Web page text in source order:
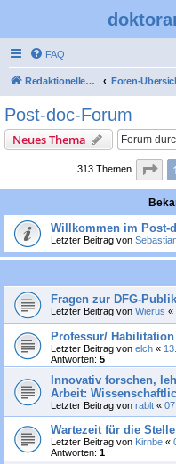
FAQ
Redaktioneller Teil Foren-
Post-doc-Forum
Neues Thema
313 Themen 1
Willkommen im Post-
Letzter Beitrag von
Fragen zur DFG-
Letzter Beitrag von Wierus «
Professur/
Letzter Beitrag von elch «
Antworten: 5
Innovativ forschen,
Arbeit:
Letzter Beitrag von rablt «
Wartezeit für die
Letzter Beitrag von Kirnbe «
Antworten: 1